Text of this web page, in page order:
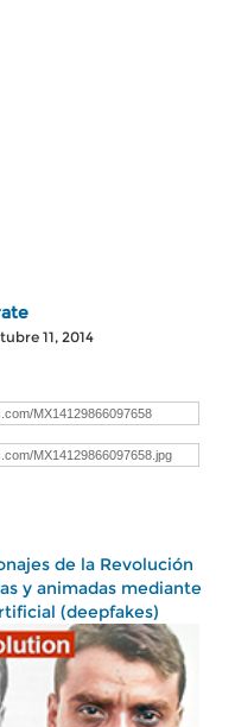
11, 2014
de la Revolución
y animadas mediante
(deepfakes)